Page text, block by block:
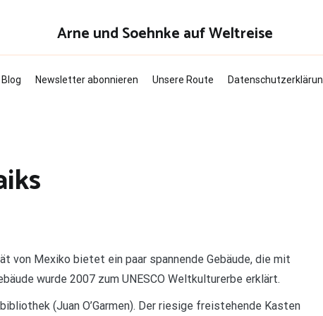
Arne und Soehnke auf Weltreise
Blog Newsletter abonnieren Unsere Route
von Mexiko bietet ein paar spannende Gebäude, die mit
wurde 2007 zum UNESCO Weltkulturerbe erklärt.
(Juan O’Garmen). Der riesige freistehende Kasten